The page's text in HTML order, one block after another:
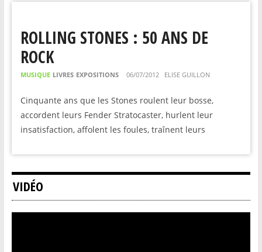
ROLLING STONES : 50 ANS DE
ROCK
MUSIQUE LIVRES EXPOSITIONS 06/07/2012 ELISE GUILLON
Cinquante ans que les Stones roulent leur bosse,
accordent leurs Fender Stratocaster, hurlent leur
insatisfaction, affolent les foules, traînent leurs
VIDÉO